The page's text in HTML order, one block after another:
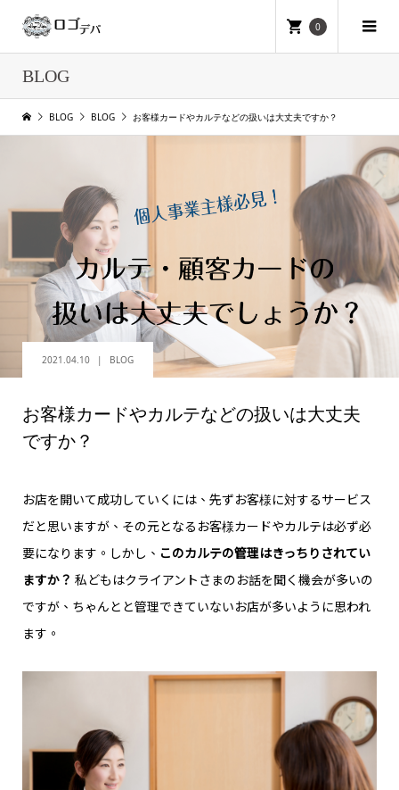
0
BLOG
BLOG BLOG お客様カードやカルテなどの扱いは大丈夫ですか？
2021.04.10 BLOG
お客様カードやカルテなどの扱いは大丈夫
ですか？
お店を開いて成功していくには、先ずお客様に対するサービス
だと思いますが、その元となるお客様カードやカルテは必ず必
要になります。しかし、 このカルテの管理はきっちりされてい
ますか？ 私どもはクライアントさまのお話を聞く機会が多いの
ですが、ちゃんとと管理できていないお店が多いように思われ
ます。